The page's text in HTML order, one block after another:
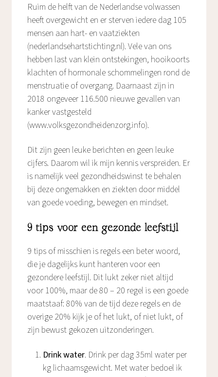
Ruim de helft van de Nederlandse volwassen
heeft overgewicht en er sterven iedere dag 105
mensen aan hart- en vaatziekten
(nederlandsehartstichting.nl). Vele van ons
hebben last van klein ontstekingen, hooikoorts
klachten of hormonale schommelingen rond de
menstruatie of overgang. Daarnaast zijn in
2018 ongeveer 116.500 nieuwe gevallen van
kanker vastgesteld
(www.volksgezondheidenzorg.info).
Dit zijn geen leuke berichten en geen leuke
cijfers. Daarom wil ik mijn kennis verspreiden. Er
is namelijk veel gezondheidswinst te behalen
bij deze ongemakken en ziekten door middel
van goede voeding, bewegen en mindset.
9 tips voor een gezonde leefstijl
9 tips of misschien is regels een beter woord,
die je dagelijks kunt hanteren voor een
gezondere leefstijl. Dit lukt zeker niet altijd
voor 100%, maar de 80 – 20 regel is een goede
maatstaaf: 80% van de tijd deze regels en de
overige 20% kijk je of het lukt, of niet lukt, of
zijn bewust gekozen uitzonderingen.
Drink water. Drink per dag 35ml water per
kg lichaamsgewicht. Met water bedoel ik